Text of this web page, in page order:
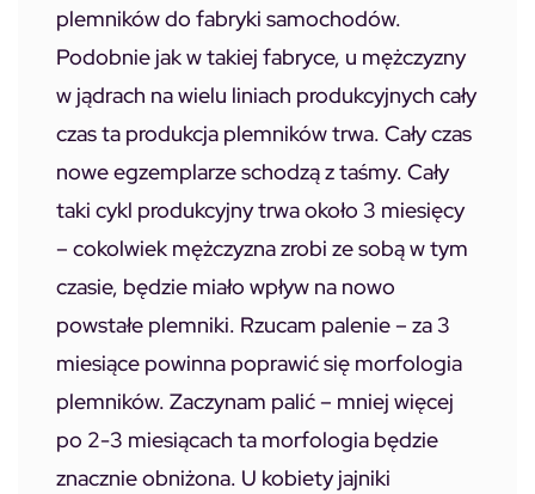
plemników do fabryki samochodów.
Podobnie jak w takiej fabryce, u mężczyzny
w jądrach na wielu liniach produkcyjnych cały
czas ta produkcja plemników trwa. Cały czas
nowe egzemplarze schodzą z taśmy. Cały
taki cykl produkcyjny trwa około 3 miesięcy
– cokolwiek mężczyzna zrobi ze sobą w tym
czasie, będzie miało wpływ na nowo
powstałe plemniki. Rzucam palenie – za 3
miesiące powinna poprawić się morfologia
plemników. Zaczynam palić – mniej więcej
po 2-3 miesiącach ta morfologia będzie
znacznie obniżona. U kobiety jajniki